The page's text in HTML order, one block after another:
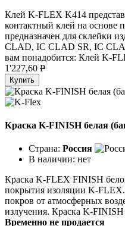
Клей K-FLEX K414
контактный клей на основе
предназначен для склейки
CLAD, IC CLAD SR, IC
вам понадобится: Клей K-
1'227,60 P
Купить
Краска K-FINISH белая
Страна: Россия
В наличии: нет
Краска K-FLEX FINISH
покрытия изоляции K-
покров от атмосферных
излучения. Краска K-FINISH
Временно не продается